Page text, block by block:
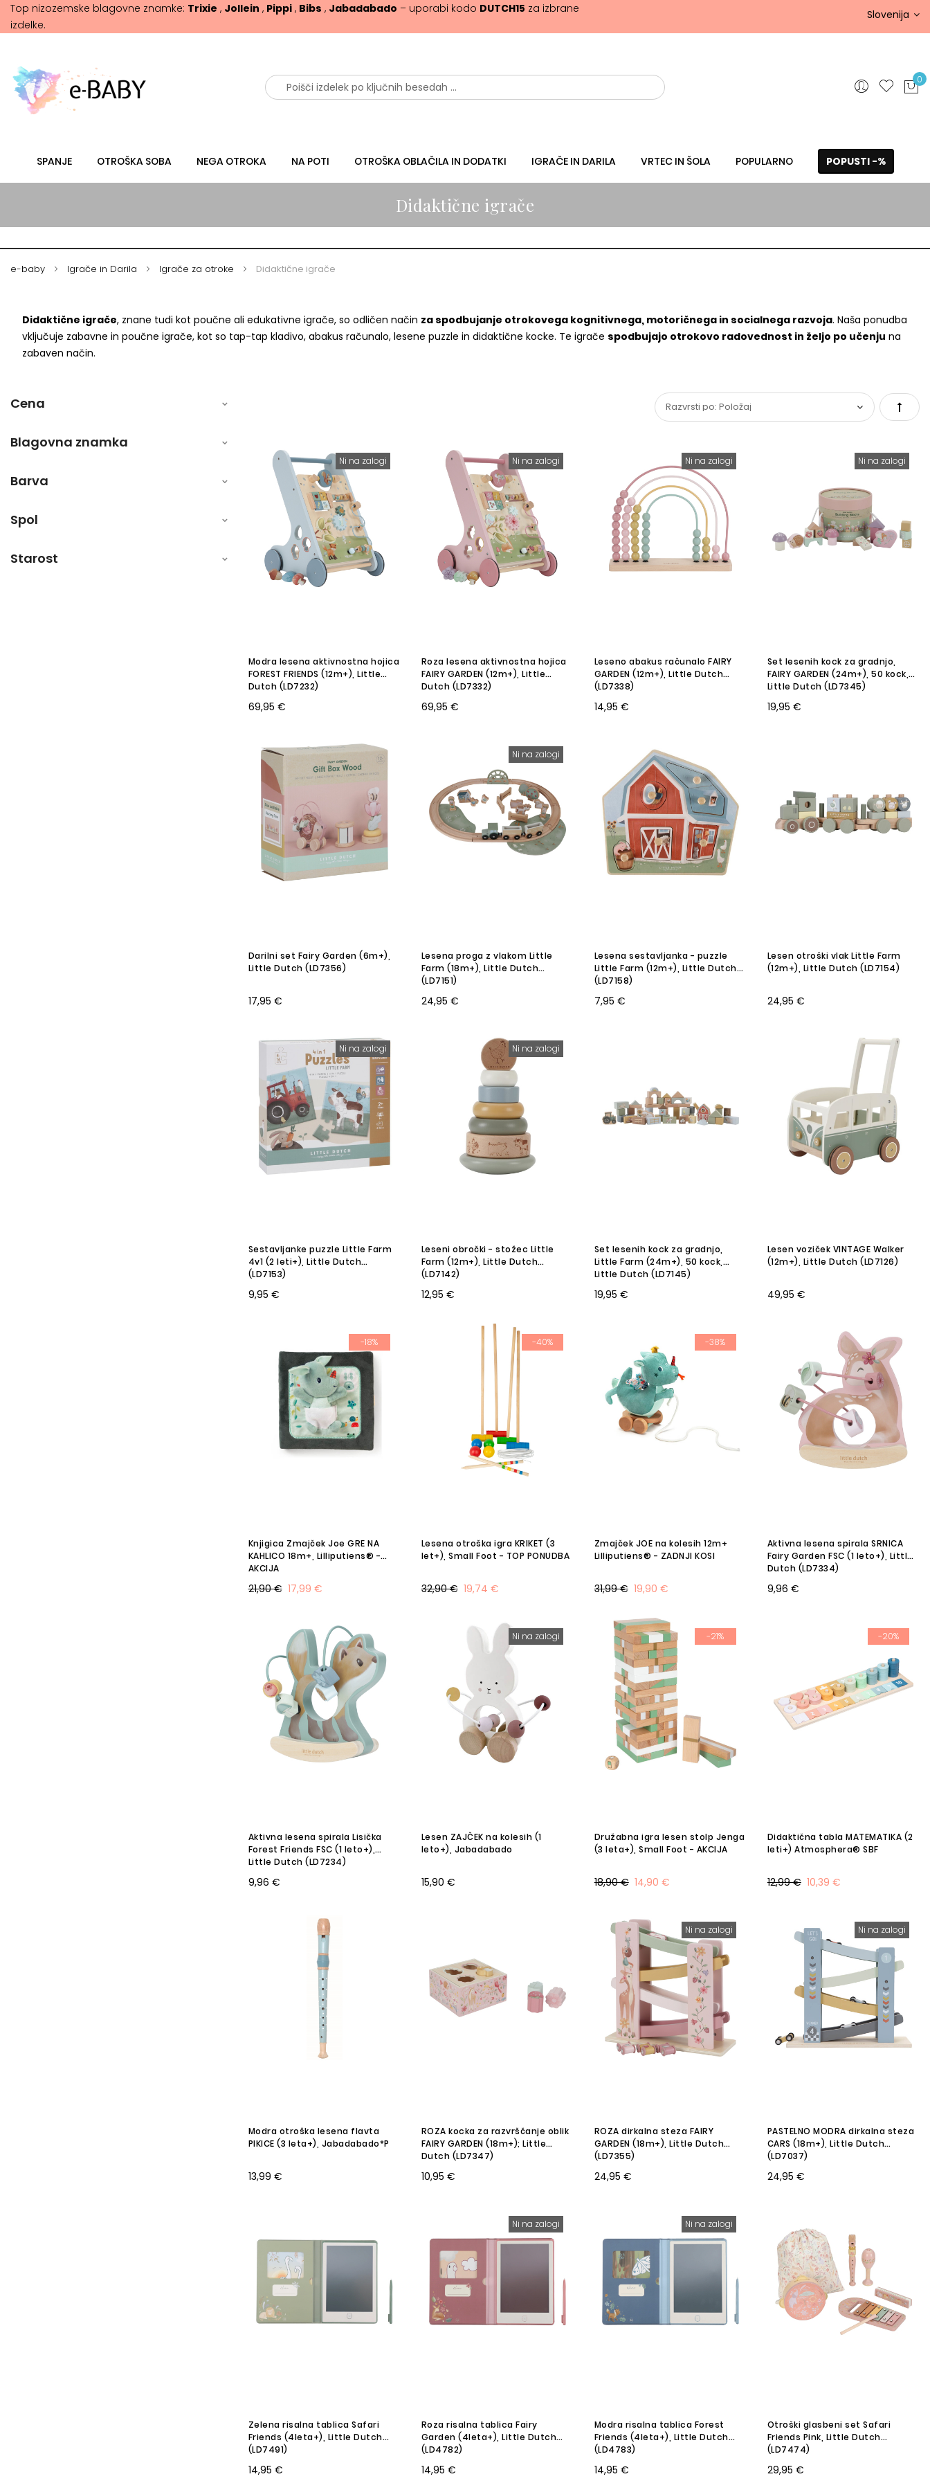
Top nizozemske blagovne znamke: Trixie , Jollein , Pippi , Bibs , Jabadabado – uporabi kodo DUTCH15 za izbrane
izdelke.
Slovenija
Išči
0
SPANJE OTROŠKA SOBA NEGA OTROKA NA POTI OTROŠKA OBLAČILA IN DODATKI IGRAČE IN DARILA VRTEC IN ŠOLA POPULARNO POPUSTI -%
Didaktične igrače
e-baby Igrače in Darila Igrače za otroke Didaktične igrače
Didaktične igrače, znane tudi kot poučne ali edukativne igrače, so odličen način za spodbujanje otrokovega kognitivnega, motoričnega in socialnega razvoja. Naša ponudba
vključuje zabavne in poučne igrače, kot so tap-tap kladivo, abakus računalo, lesene puzzle in didaktične kocke. Te igrače spodbujajo otrokovo radovednost in željo po učenju na
zabaven način.
Set
Ni na zalogi
Modra lesena aktivnostna hojica
FOREST FRIENDS (12m+), Little
Dutch (LD7232)
69,95 €
Ni na zalogi
Roza lesena aktivnostna hojica
FAIRY GARDEN (12m+), Little
Dutch (LD7332)
69,95 €
Ni na zalogi
Leseno abakus računalo FAIRY
GARDEN (12m+), Little Dutch
(LD7338)
14,95 €
Ni na zalogi
Set lesenih kock za gradnjo,
FAIRY GARDEN (24m+), 50 kock,
Little Dutch (LD7345)
19,95 €
Darilni set Fairy Garden (6m+),
Little Dutch (LD7356)
17,95 €
Ni na zalogi
Lesena proga z vlakom Little
Farm (18m+), Little Dutch
(LD7151)
24,95 €
Lesena sestavljanka - puzzle
Little Farm (12m+), Little Dutch
(LD7158)
7,95 €
Lesen otroški vlak Little Farm
(12m+), Little Dutch (LD7154)
24,95 €
Ni na zalogi
Sestavljanke puzzle Little Farm
4v1 (2 leti+), Little Dutch
(LD7153)
9,95 €
Ni na zalogi
Leseni obročki - stožec Little
Farm (12m+), Little Dutch
(LD7142)
12,95 €
Set lesenih kock za gradnjo,
Little Farm (24m+), 50 kock,
Little Dutch (LD7145)
19,95 €
Lesen voziček VINTAGE Walker
(12m+), Little Dutch (LD7126)
49,95 €
-18%
Knjigica Zmajček Joe GRE NA
KAHLICO 18m+, Lilliputiens® -
AKCIJA
17,99 €
21,90 €
-40%
Lesena otroška igra KRIKET (3
let+), Small Foot - TOP PONUDBA
19,74 €
32,90 €
-38%
Zmajček JOE na kolesih 12m+
Lilliputiens® - ZADNJI KOSI
19,90 €
31,99 €
Aktivna lesena spirala SRNICA
Fairy Garden FSC (1 leto+), Little
Dutch (LD7334)
9,96 €
Aktivna lesena spirala Lisička
Forest Friends FSC (1 leto+),
Little Dutch (LD7234)
9,96 €
Ni na zalogi
Lesen ZAJČEK na kolesih (1
leto+), Jabadabado
15,90 €
-21%
Družabna igra lesen stolp Jenga
(3 leta+), Small Foot - AKCIJA
14,90 €
18,90 €
-20%
Didaktična tabla MATEMATIKA (2
leti+) Atmosphera® SBF
10,39 €
12,99 €
Modra otroška lesena flavta
PIKICE (3 leta+), Jabadabado*P
13,99 €
ROZA kocka za razvrščanje oblik
FAIRY GARDEN (18m+); Little
Dutch (LD7347)
10,95 €
Ni na zalogi
ROZA dirkalna steza FAIRY
GARDEN (18m+), Little Dutch
(LD7355)
24,95 €
Ni na zalogi
PASTELNO MODRA dirkalna steza
CARS (18m+), Little Dutch
(LD7037)
24,95 €
Zelena risalna tablica Safari
Friends (4leta+), Little Dutch
(LD7491)
14,95 €
Ni na zalogi
Roza risalna tablica Fairy
Garden (4leta+), Little Dutch
(LD4782)
14,95 €
Ni na zalogi
Modra risalna tablica Forest
Friends (4leta+), Little Dutch
(LD4783)
14,95 €
Otroški glasbeni set Safari
Friends Pink, Little Dutch
(LD7474)
29,95 €
Cena
Blagovna znamka
Barva
Spol
Starost